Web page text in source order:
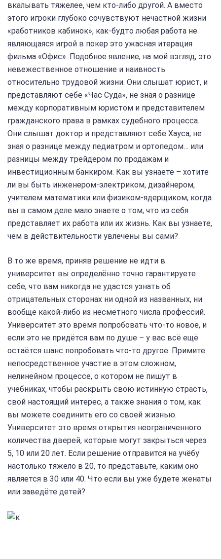
вкалывать тяжелее, чем кто-либо другой. А вместо
этого игроки глубоко сочувствуют нечастной жизни
«работников кабинок», как-будто любая работа не
являющаяся игрой в покер это ужасная итерация
фильма «Офис». Подобное явление, на мой взгляд, это
невежественное отношение и наивность
относительно трудовой жизни. Они слышат юрист, и
представляют себе «Час Суда», не зная о разнице
между корпоративным юристом и представителем
гражданского права в рамках судебного процесса.
Они слышат доктор и представляют себе Хауса, не
зная о разнице между педиатром и ортопедом… или
разницы между трейдером по продажам и
инвестиционным банкиром. Как вы узнаете – хотите
ли вы быть инженером-электриком, дизайнером,
учителем математики или физиком-ядерщиком, когда
вы в самом деле мало знаете о том, что из себя
представляет их работа или их жизнь. Как вы узнаете,
чем в действительности увлечены вы сами?
В то же время, приняв решение не идти в
университет вы определённо точно гарантируете
себе, что вам никогда не удастся узнать об
отрицательных сторонах ни одной из названных, ни
вообще какой-либо из несметного числа профессий.
Университет это время попробовать что-то новое, и
если это не придётся вам по душе – у вас всё ещё
остаётся шанс попробовать что-то другое. Примите
непосредственное участие в этом сложном,
нелинейном процессе, о котором не пишут в
учебниках, чтобы раскрыть свою истинную страсть,
свой настоящий интерес, а также знания о том, как
вы можете соединить его со своей жизнью.
Университет это время открытия неограниченного
количества дверей, которые могут закрыться через
5, 10 или 20 лет. Если решение отправится на учёбу
настолько тяжело в 20, то представьте, каким оно
является в 30 или 40. Что если вы уже будете женаты
или заведёте детей?